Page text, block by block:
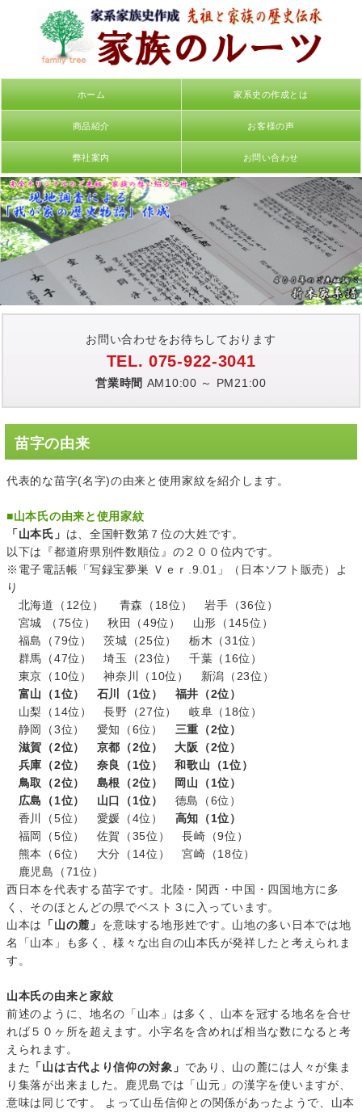
ホーム 家系史の作成とは
商品紹介 お客様の声
弊社案内 お問い合わせ
お問い合わせをお待ちしております
TEL. 075-922-3041
営業時間 AM10:00 ～ PM21:00
苗字の由来
代表的な苗字(名字)の由来と使用家紋を紹介します。
■山本氏の由来と使用家紋
「山本氏」 は、全国軒数第７位の大姓です。
以下は『都道府県別件数順位』の２００位内です。
※電子電話帳「写録宝夢巣 Ｖｅｒ.9.01」（日本ソフト販売）よ
り
北海道（12位） 青森（18位） 岩手（36位）
宮城 （75位） 秋田（49位） 山形（145位）
福島（79位） 茨城（25位） 栃木（31位）
群馬（47位） 埼玉（23位） 千葉（16位）
東京（10位） 神奈川（10位） 新潟（23位）
富山（1位） 石川（1位） 福井（2位）
山梨（14位） 長野（27位） 岐阜（18位）
静岡（3位） 愛知（6位） 三重（2位）
滋賀（2位） 京都（2位） 大阪（2位）
兵庫（2位） 奈良（1位） 和歌山（1位）
鳥取（2位） 島根（2位） 岡山（1位）
広島（1位） 山口（1位）
徳島（6位）
香川（5位） 愛媛（4位） 高知（1位）
福岡（5位） 佐賀（35位） 長崎（9位）
熊本（6位） 大分（14位） 宮崎（18位）
鹿児島（71位）
西日本を代表する苗字です。北陸・関西・中国・四国地方に多
く、そのほとんどの県でベスト３に入っています。
山本は
「山の麓」 を意味する地形姓です。山地の多い日本では地
名「山本」も多く、様々な出自の山本氏が発祥したと考えられま
す。
山本氏の由来と家紋
前述のように、地名の「山本」は多く、山本を冠する地名を合せ
れば５０ヶ所を超えます。小字名を含めれば相当な数になると考
えられます。
また
「山は古代より信仰の対象」 であり、山の麓には人々が集ま
り集落が出来ました。鹿児島では「山元」の漢字を使いますが、
意味は同じです。 よって山岳信仰との関係があったようで、山本